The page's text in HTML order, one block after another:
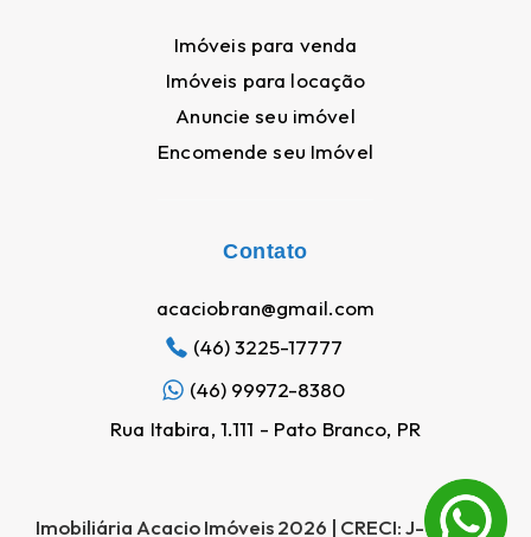
Ao utilizar este site, você concorda com nossapolítica de cookies e
Aceitar e fechar
WhatsApp
Imóveis para venda
Imóveis para locação
Anuncie seu imóvel
Encomende seu Imóvel
Contato
acaciobran@gmail.com
(46) 3225-17777
(46) 99972-8380
Rua Itabira, 1.111 - Pato Branco, PR
Imobiliária Acacio Imóveis 2026 | CRECI: J-05566 |